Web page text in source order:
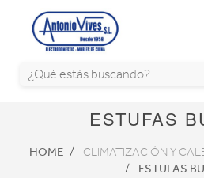
ESTUFAS
HOME CLIMATIZACIÓN Y
ESTUFAS